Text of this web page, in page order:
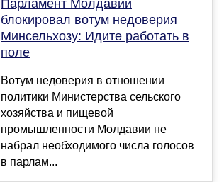
Парламент Молдавии
блокировал вотум недоверия
Минсельхозу: Идите работать в
поле
Вотум недоверия в отношении
политики Министерства сельского
хозяйства и пищевой
промышленности Молдавии не
набрал необходимого числа голосов
в парлам...